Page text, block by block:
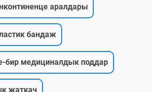
аралдары
бандаж
бир медициналдык поддар
жаткач